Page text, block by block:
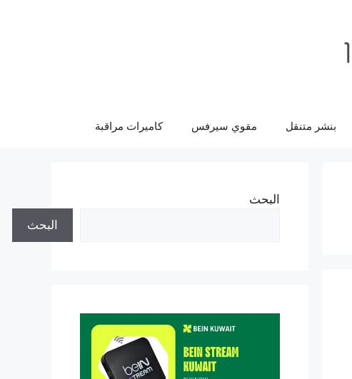
بنشر متنقل مقوي سيرفس كاميرات مراقبة
البحث
البحث